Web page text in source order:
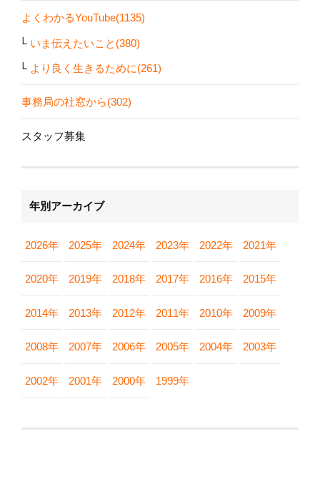
よくわかるYouTube(1135)
いま伝えたいこと(380)
より良く生きるために(261)
事務局の社窓から(302)
スタッフ募集
年別アーカイブ
2026年 2025年 2024年 2023年 2022年 2021年
2020年 2019年 2018年 2017年 2016年 2015年
2014年 2013年 2012年 2011年 2010年 2009年
2008年 2007年 2006年 2005年 2004年 2003年
2002年 2001年 2000年 1999年